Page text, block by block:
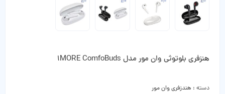
هنزفری بلوتوثی وان مور مدل 1MORE ComfoBuds
دسته : هندزفری وان مور